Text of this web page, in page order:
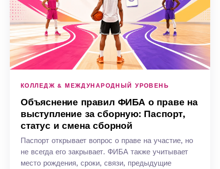
КОЛЛЕДЖ & МЕЖДУНАРОДНЫЙ УРОВЕНЬ
Объяснение правил ФИБА о праве на
выступление за сборную: Паспорт,
статус и смена сборной
Паспорт открывает вопрос о праве на участие, но
не всегда его закрывает. ФИБА также учитывает
место рождения, сроки, связи, предыдущие